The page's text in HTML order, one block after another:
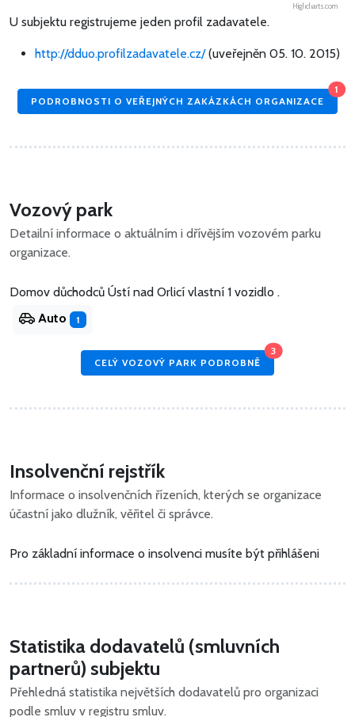
Highcharts.com
U subjektu registrujeme jeden profil zadavatele.
http://dduo.profilzadavatele.cz/(uveřejněn 05. 10. 2015)
PODROBNOSTI O VEŘEJNÝCH ZAKÁZKÁCH ORGANIZACE
1
Vozový park
Detailní informace o aktuálním i dřívějším vozovém parku
organizace.
Domov důchodců Ústí nad Orlicí vlastní 1 vozidlo .
Auto
1
CELÝ VOZOVÝ PARK PODROBNĚ
3
Insolvenční rejstřík
Informace o insolvenčních řízeních, kterých se organizace
účastní jako dlužník, věřitel či správce.
Pro základní informace o insolvenci musíte být přihlášeni
Statistika dodavatelů (smluvních
partnerů) subjektu
Přehledná statistika největších dodavatelů pro organizaci
podle smluv v registru smluv.